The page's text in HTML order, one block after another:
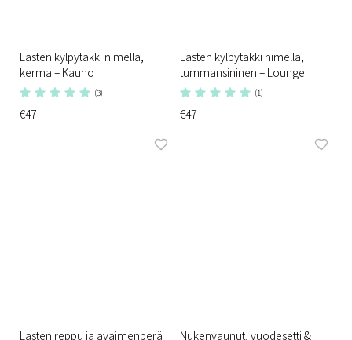
Lasten kylpytakki nimellä,
kerma – Kauno
(3)
€47
Lasten kylpytakki nimellä,
tummansininen – Lounge
(1)
€47
Lasten reppu ja avaimenperä
Nukenvaunut, vuodesetti &